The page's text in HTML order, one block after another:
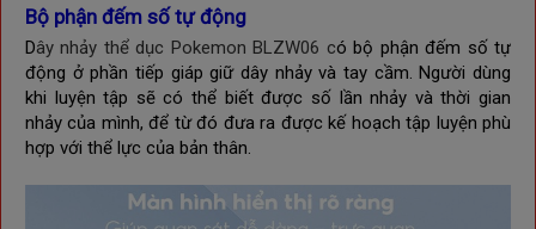
Bộ phận đếm số tự động
Dây nhảy thể dục Pokemon BLZW06 có bộ phận đếm số tự
động ở phần tiếp giáp giữ dây nhảy và tay cầm. Người dùng
khi luyện tập sẽ có thể biết được số lần nhảy và thời gian
nhảy của mình, để từ đó đưa ra được kế hoạch tập luyện phù
hợp với thể lực của bản thân.